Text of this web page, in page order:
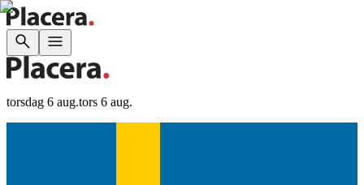
torsdag 6 aug.tors 6 aug.